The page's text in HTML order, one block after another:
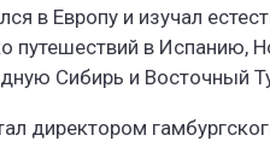
в Европу и изучал
путешествий в Испанию,
Сибирь и Восточный
директором